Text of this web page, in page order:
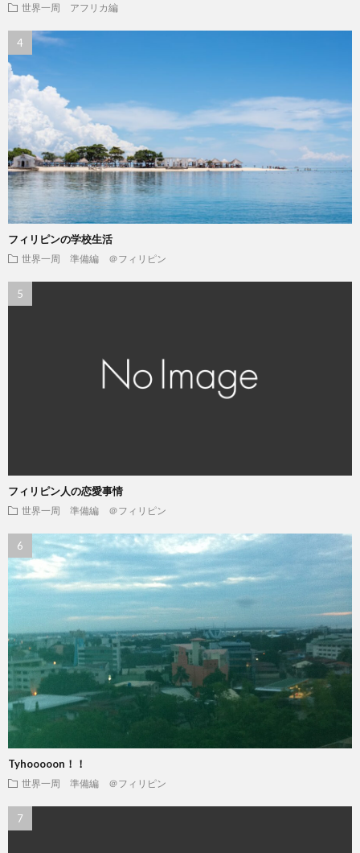
世界一周 アフリカ編
フィリピンの学校生活
世界一周 準備編 ＠フィリピン
フィリピン人の恋愛事情
世界一周 準備編 ＠フィリピン
Tyhooooon！！
世界一周 準備編 ＠フィリピン